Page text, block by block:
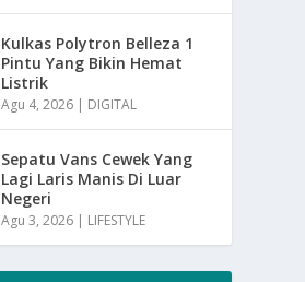
Kulkas Polytron Belleza 1
Pintu Yang Bikin Hemat
Listrik
Agu 4, 2026 | DIGITAL
Sepatu Vans Cewek Yang
Lagi Laris Manis Di Luar
Negeri
Agu 3, 2026 | LIFESTYLE